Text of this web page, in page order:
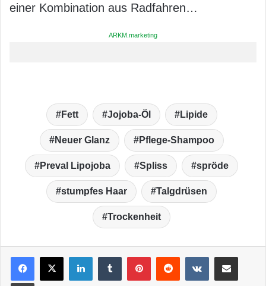
einer Kombination aus Radfahren…
ARKM.marketing
Fett Jojoba-Öl Lipide
Neuer Glanz Pflege-Shampoo
Preval Lipojoba Spliss spröde
stumpfes Haar Talgdrüsen
Trockenheit
LinkedIn VKontakte
Drucken